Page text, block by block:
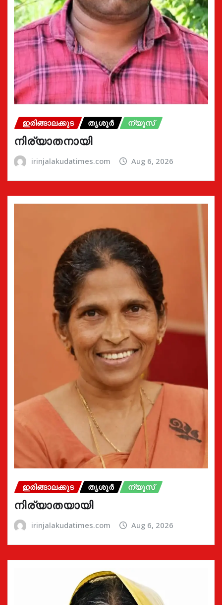
ഇരിങ്ങാലക്കുട തൃശൂർ ന്യൂസ്
നിര്യാതനായി
irinjalakudatimes.com Aug 6, 2026
ഇരിങ്ങാലക്കുട തൃശൂർ ന്യൂസ്
നിര്യാതയായി
irinjalakudatimes.com Aug 6, 2026